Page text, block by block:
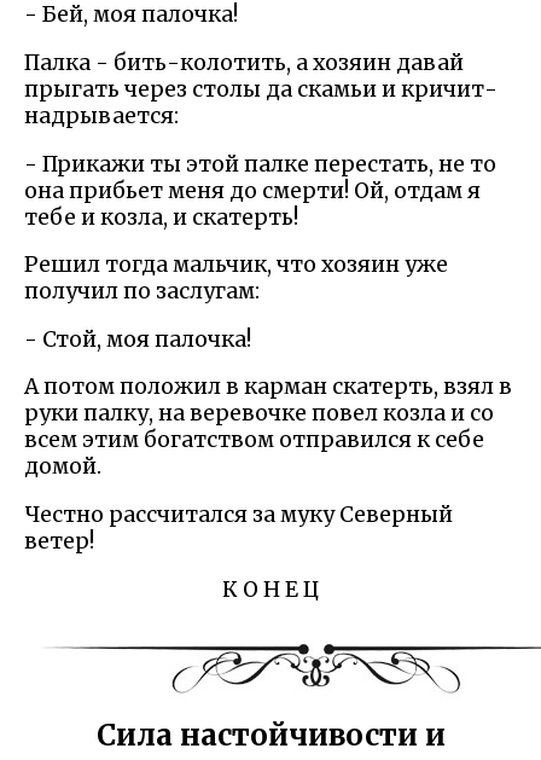
- Бей, моя палочка!
Палка - бить-колотить, а хозяин давай
прыгать через столы да скамьи и кричит-
надрывается:
- Прикажи ты этой палке перестать, не то
она прибьет меня до смерти! Ой, отдам я
тебе и козла, и скатерть!
Решил тогда мальчик, что хозяин уже
получил по заслугам:
- Стой, моя палочка!
А потом положил в карман скатерть, взял в
руки палку, на веревочке повел козла и со
всем этим богатством отправился к себе
домой.
Честно рассчитался за муку Северный
ветер!
К О Н Е Ц
Сила настойчивости и